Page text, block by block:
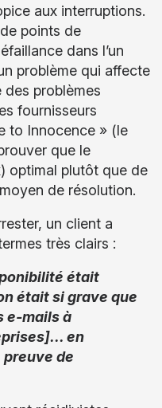
aux interruptions.
points de
dans l’un
problème qui affecte
des problèmes
fournisseurs
to Innocence » (le
que le
optimal plutôt que de
de résolution.
un client a
très clairs :
était
était si grave que
e-mails à
en
de